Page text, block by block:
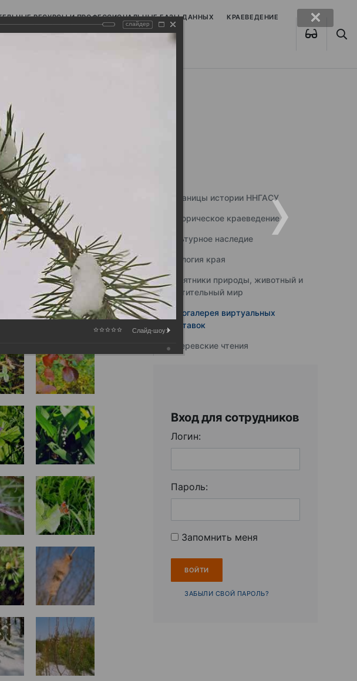
РЕСУРСЫ И ПРОФЕССИОНАЛЬНЫЕ БАЗЫ ДАННЫХ КРАЕВЕДЕНИЕ
Страницы истории ННГАСУ
Историческое краеведение
Культурное наследие
Экология края
Памятники природы, животный и
растительный мир
Фотогалерея виртуальных
выставок
Юферевские чтения
Вход для сотрудников
Логин:
Пароль:
Запомнить меня
ЗАБЫЛИ СВОЙ ПАРОЛЬ?
слайдер
Слайд-шоу: